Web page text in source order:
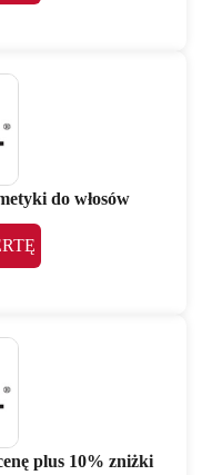
do włosów
plus 10% zniżki